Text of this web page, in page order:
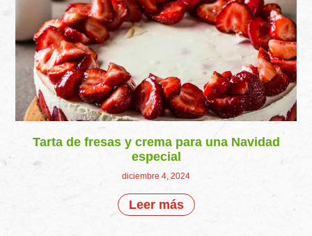
Tarta de fresas y crema para una Navidad
especial
diciembre 4, 2024
Leer más